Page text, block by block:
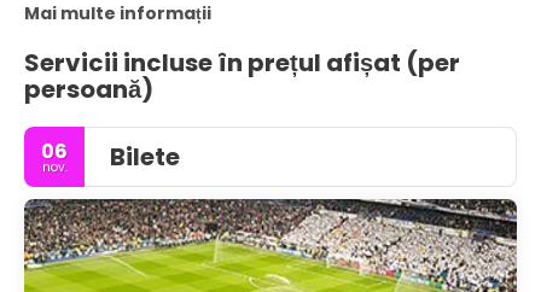
Mai multe informații
Servicii incluse în prețul afișat (per
persoană)
06
nov. Bilete